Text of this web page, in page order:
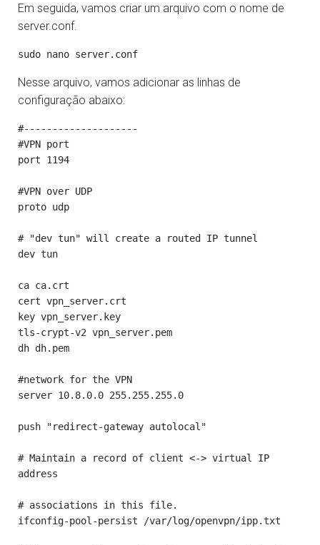
Em seguida, vamos criar um arquivo com o nome de
server.conf.
Nesse arquivo, vamos adicionar as linhas de
configuração abaixo:
#--------------------
#VPN port
port 1194
#VPN over UDP
proto udp
# "dev tun" will create a routed IP tunnel
dev tun
ca ca.crt
cert vpn_server.crt
key vpn_server.key
tls-crypt-v2 vpn_server.pem
dh dh.pem
#network for the VPN
server 10.8.0.0 255.255.255.0
push "redirect-gateway autolocal"
# Maintain a record of client <-> virtual IP
address
# associations in this file.
ifconfig-pool-persist /var/log/openvpn/ipp.txt